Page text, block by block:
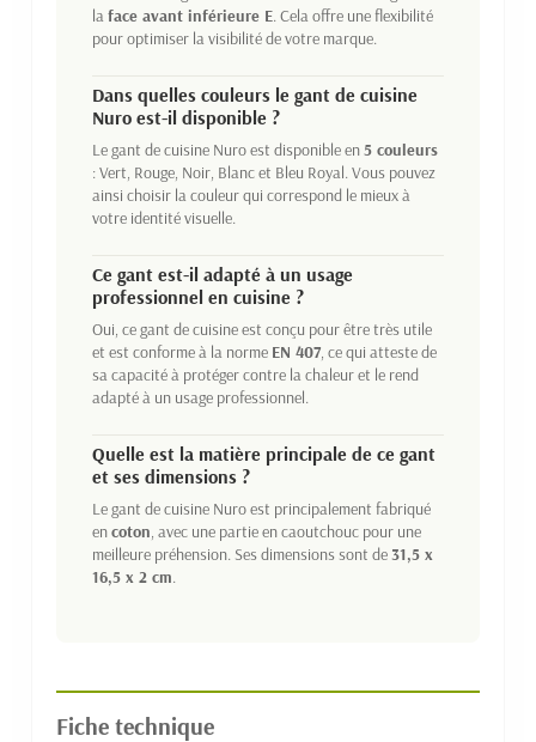
la face avant inférieure E . Cela offre une flexibilité
pour optimiser la visibilité de votre marque.
Dans quelles couleurs le gant de cuisine
Nuro est-il disponible ?
Le gant de cuisine Nuro est disponible en5 couleurs
: Vert, Rouge, Noir, Blanc et Bleu Royal. Vous pouvez
ainsi choisir la couleur qui correspond le mieux à
votre identité visuelle.
Ce gant est-il adapté à un usage
professionnel en cuisine ?
Oui, ce gant de cuisine est conçu pour être très utile
et est conforme à la norme EN 407 , ce qui atteste de
sa capacité à protéger contre la chaleur et le rend
adapté à un usage professionnel.
Quelle est la matière principale de ce gant
et ses dimensions ?
Le gant de cuisine Nuro est principalement fabriqué
encoton , avec une partie en caoutchouc pour une
meilleure préhension. Ses dimensions sont de31,5 x
16,5 x 2 cm
Fiche technique